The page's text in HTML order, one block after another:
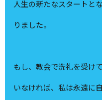
人生の新たなスタートと
りました。
もし、教会で洗礼を受けて
いなければ、私は永遠に自